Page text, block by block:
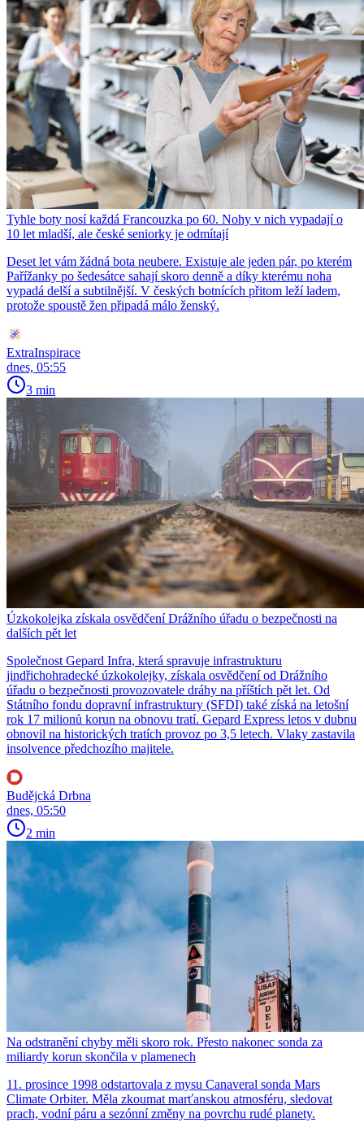
Tyhle boty nosí každá Francouzka po 60. Nohy v nich vypadají o
10 let mladší, ale české seniorky je odmítají
Deset let vám žádná bota neubere. Existuje ale jeden pár, po kterém
Pařížanky po šedesátce sahají skoro denně a díky kterému noha
vypadá delší a subtilnější. V českých botnících přitom leží ladem,
protože spoustě žen připadá málo ženský.
ExtraInspirace
dnes, 05:55
3 min
Úzkokolejka získala osvědčení Drážního úřadu o bezpečnosti na
dalších pět let
Společnost Gepard Infra, která spravuje infrastrukturu
jindřichohradecké úzkokolejky, získala osvědčení od Drážního
úřadu o bezpečnosti provozovatele dráhy na příštích pět let. Od
Státního fondu dopravní infrastruktury (SFDI) také získá na letošní
rok 17 milionů korun na obnovu tratí. Gepard Express letos v dubnu
obnovil na historických tratích provoz po 3,5 letech. Vlaky zastavila
insolvence předchozího majitele.
Budějcká Drbna
dnes, 05:50
2 min
Na odstranění chyby měli skoro rok. Přesto nakonec sonda za
miliardy korun skončila v plamenech
11. prosince 1998 odstartovala z mysu Canaveral sonda Mars
Climate Orbiter. Měla zkoumat marťanskou atmosféru, sledovat
prach, vodní páru a sezónní změny na povrchu rudé planety.